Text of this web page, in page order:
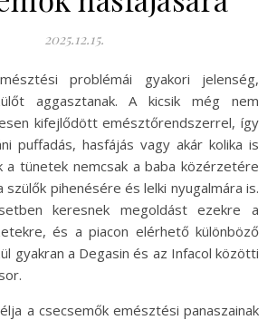
2025.12.15.
aggasztanak. A kicsik még nem
kifejlődött emésztőrendszerrel, így
puffadás, hasfájás vagy akár kolika is
a tünetek nemcsak a baba közérzetére
szülők pihenésére és lelki nyugalmára is.
keresnek megoldást ezekre a
és a piacon elérhető különböző
gyakran a Degasin és az Infacol közötti
a csecsemők emésztési panaszainak